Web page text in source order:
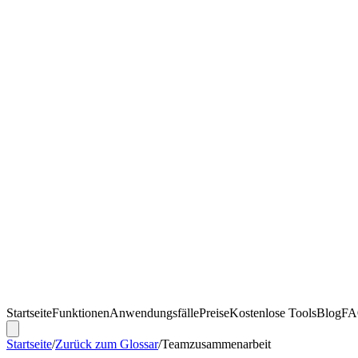
StartseiteFunktionenAnwendungsfällePreiseKostenlose ToolsBlog
Startseite/Zurück zum Glossar/Teamzusammenarbeit